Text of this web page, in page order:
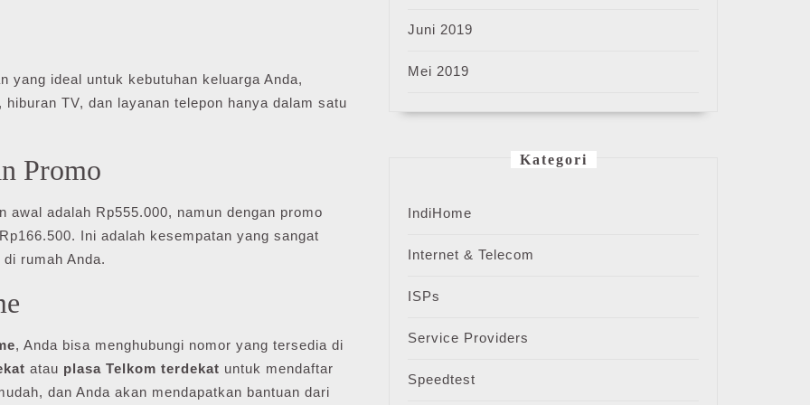
yang ideal untuk kebutuhan keluarga Anda,
TV, dan layanan telepon hanya dalam satu
Promo
adalah Rp555.000, namun dengan promo
Ini adalah kesempatan yang sangat
di rumah Anda.
, Anda bisa menghubungi nomor yang tersedia di
atau plasa Telkom terdekat untuk mendaftar
dan Anda akan mendapatkan bantuan dari
Juni 2019
Mei 2019
Kategori
IndiHome
Internet & Telecom
ISPs
Service Providers
Speedtest